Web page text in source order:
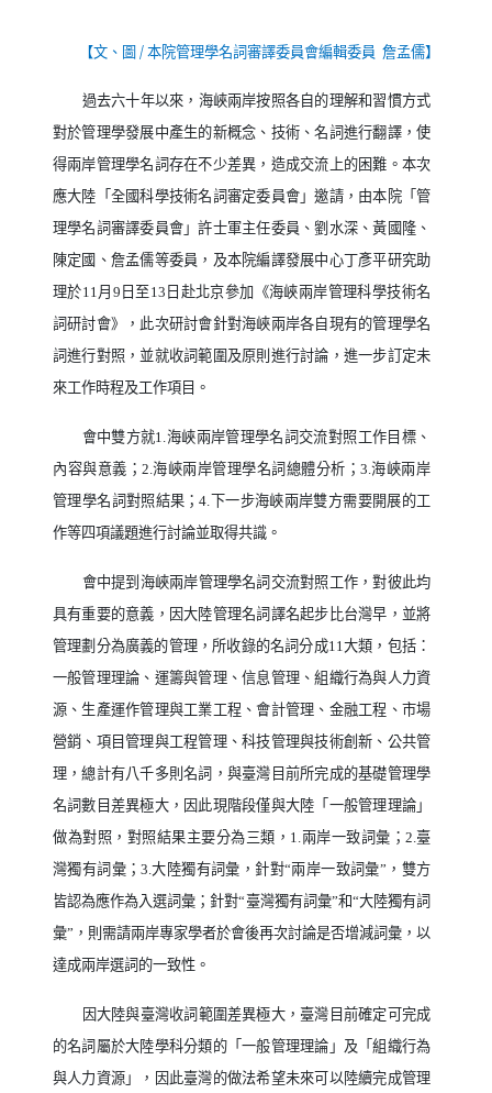
【文、圖/本院管理學名詞審譯委員會編輯委員 詹孟儒】
過去六十年以來，海峽兩岸按照各自的理解和習慣方式
對於管理學發展中產生的新概念、技術、名詞進行翻譯，使
得兩岸管理學名詞存在不少差異，造成交流上的困難。本次
應大陸「全國科學技術名詞審定委員會」邀請，由本院「管
理學名詞審譯委員會」許士軍主任委員、劉水深、黃國隆、
陳定國、詹孟儒等委員，及本院編譯發展中心丁彥平研究助
理於11月 9 日至 13 日赴北京參加《海峽兩岸管理科學技術名
詞研討會》，此次研討會針對海峽兩岸各自現有的管理學名
詞進行對照，並就收詞範圍及原則進行討論，進一步訂定未
來工作時程及工作項目。
會中雙方就1.海峽兩岸管理學名詞交流對照工作目標、
內容與意義； 2.海峽兩岸管理學名詞總體分析； 3.海峽兩岸
管理學名詞對照結果；4. 下一步海峽兩岸雙方需要開展的工
作等四項議題進行討論並取得共識。
會中提到海峽兩岸管理學名詞交流對照工作，對彼此均
具有重要的意義，因大陸管理名詞譯名起步比台灣早，並將
管理劃分為廣義的管理，所收錄的名詞分成11大類，包括：
一般管理理論、運籌與管理、信息管理、組織行為與人力資
源、生產運作管理與工業工程、會計管理、金融工程、市場
營銷、項目管理與工程管理、科技管理與技術創新、公共管
理，總計有八千多則名詞，與臺灣目前所完成的基礎管理學
名詞數目差異極大，因此現階段僅與大陸「一般管理理論」
做為對照，對照結果主要分為三類， 1.兩岸一致詞彙； 2.臺
灣獨有詞彙； 3.大陸獨有詞彙，針對“兩岸一致詞彙” ，雙方
皆認為應作為入選詞彙；針對“臺灣獨有詞彙”和“大陸獨有詞
彙” ，則需請兩岸專家學者於會後再次討論是否增減詞彙，以
達成兩岸選詞的一致性。
因大陸與臺灣收詞範圍差異極大，臺灣目前確定可完成
的名詞屬於大陸學科分類的「一般管理理論」及「組織行為
與人力資源」，因此臺灣的做法希望未來可以陸續完成管理